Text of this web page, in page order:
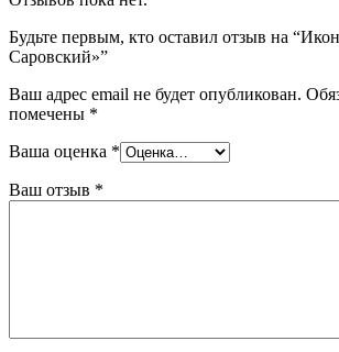
Будьте первым, кто оставил отзыв на
Саровский»”
Ваш адрес email не будет опубликован.
помечены *
Ваша оценка *
Ваш отзыв *